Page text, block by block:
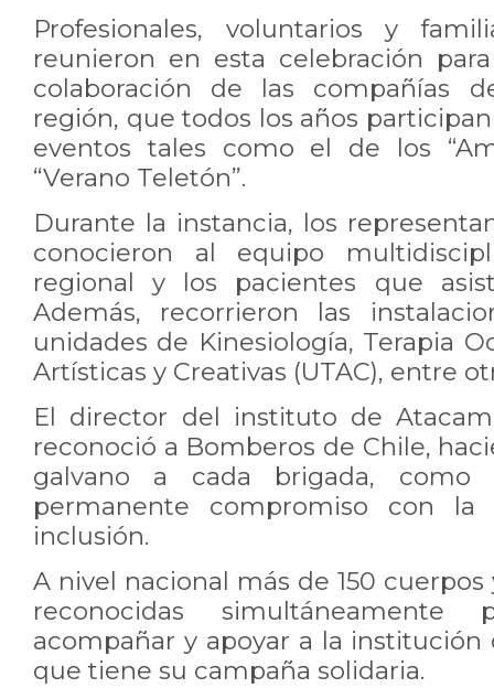
Profesionales, voluntarios y
reunieron en esta celebración
colaboración de las compañías
región, que todos los años
eventos tales como el de los
“Verano Teletón”.
Durante la instancia, los
conocieron al equipo
regional y los pacientes que
Además, recorrieron las
unidades de Kinesiología, Terapia
Artísticas y Creativas (UTAC), entre
El director del instituto de
reconoció a Bomberos de Chile,
galvano a cada brigada, como
permanente compromiso con
inclusión.
A nivel nacional más de 150
reconocidas
acompañar y apoyar a la institución
que tiene su campaña solidaria.